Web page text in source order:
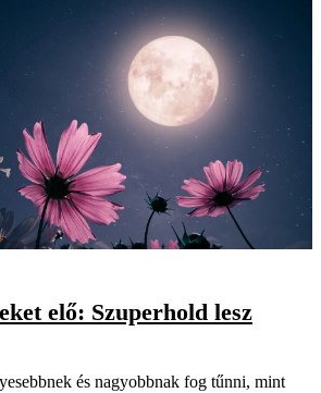
elő: Szuperhold lesz
és nagyobbnak fog tűnni, mint